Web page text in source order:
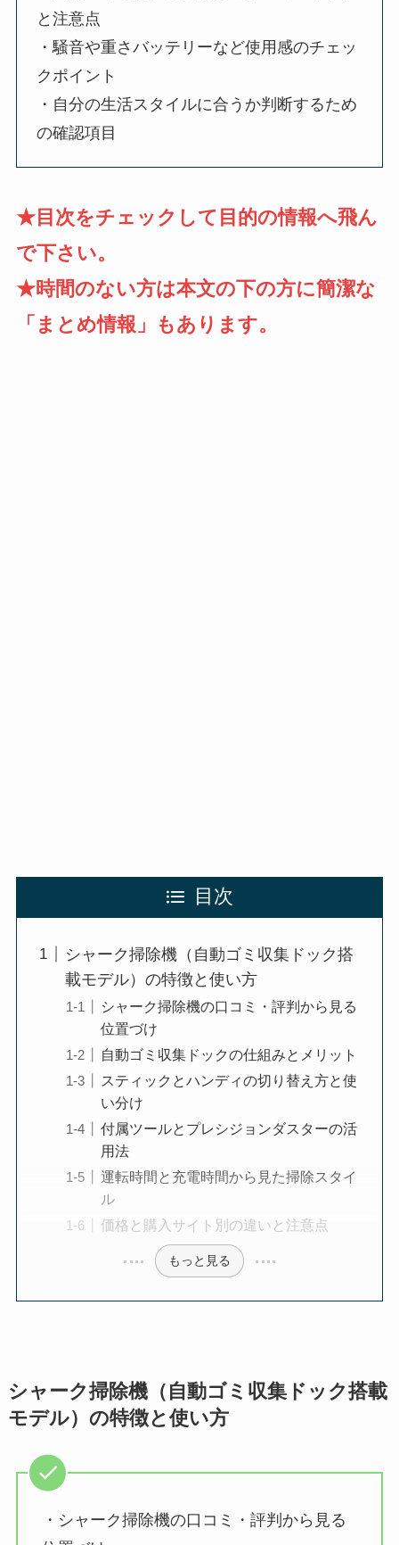
と注意点
・騒音や重さバッテリーなど使用感のチェッ
クポイント
・自分の生活スタイルに合うか判断するため
の確認項目
★目次をチェックして目的の情報へ飛ん
で下さい。
★時間のない方は本文の下の方に簡潔な
「まとめ情報」もあります。
目次
シャーク掃除機（自動ゴミ収集ドック搭
載モデル）の特徴と使い方
シャーク掃除機の口コミ・評判から見る
位置づけ
自動ゴミ収集ドックの仕組みとメリット
スティックとハンディの切り替え方と使
い分け
付属ツールとプレシジョンダスターの活
用法
運転時間と充電時間から見た掃除スタイ
ル
価格と購入サイト別の違いと注意点
もっと見る
シャーク掃除機（自動ゴミ収集ドック搭載
モデル）の特徴と使い方
・シャーク掃除機の口コミ・評判から見る